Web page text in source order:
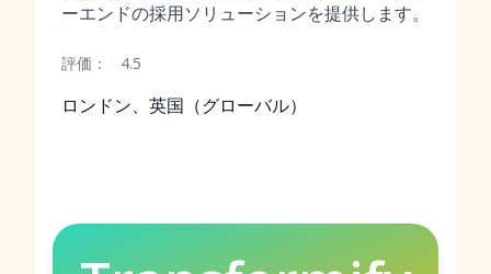
ーエンドの採用ソリューションを提供します。
評価： 4.5
ロンドン、英国（グローバル）